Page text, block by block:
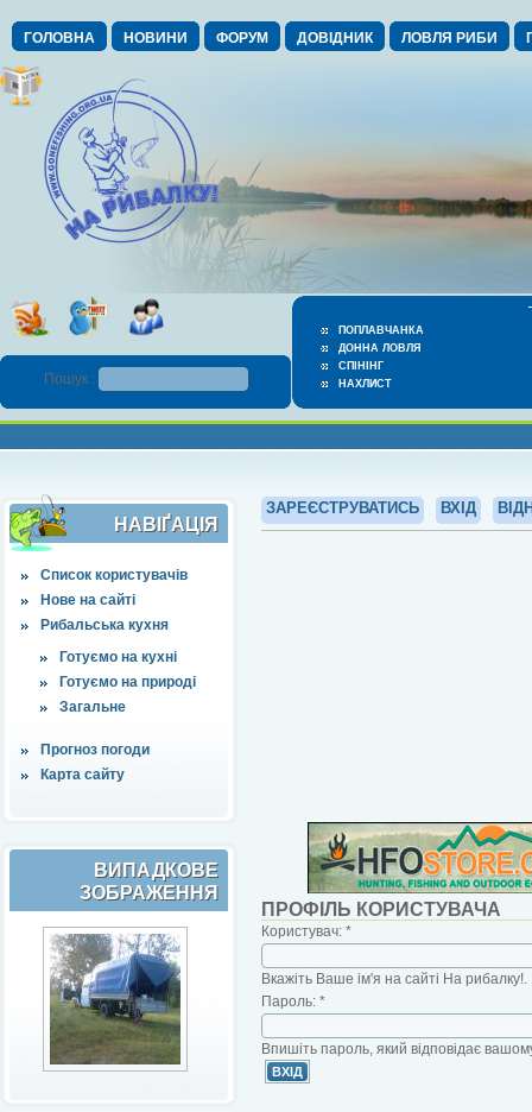
ГОЛОВНА НОВИНИ ФОРУМ ДОВІДНИК ЛОВЛЯ РИБИ
ПОПЛАВЧАНКА
ДОННА ЛОВЛЯ
СПІНІНГ
НАХЛИСТ
Пошук :
НАВІҐАЦІЯ
Список користувачів
Нове на сайті
Рибальська кухня
Готуємо на кухні
Готуємо на природі
Загальне
Прогноз погоди
Карта сайту
ВИПАДКОВЕ
ЗОБРАЖЕННЯ
ЗАРЕЄСТРУВАТИСЬ ВХІД
ПРОФІЛЬ КОРИСТУВАЧА
Користувач: *
Вкажіть Ваше ім'я на сайті На рибалку!.
Пароль: *
Впишіть пароль, який відповідає